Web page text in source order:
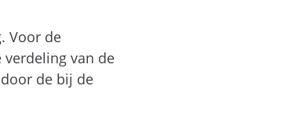
Voor de
verdeling van de
de bij de